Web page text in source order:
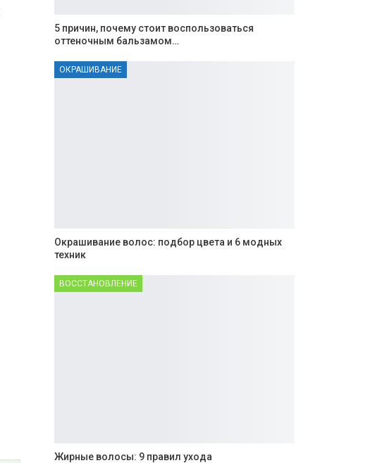
5 причин, почему стоит воспользоваться
оттеночным бальзамом…
ОКРАШИВАНИЕ
Окрашивание волос: подбор цвета и 6 модных
техник
ВОССТАНОВЛЕНИЕ
Жирные волосы: 9 правил ухода